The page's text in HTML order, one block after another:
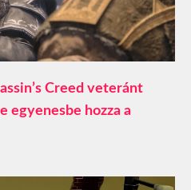
Creed veteránt
egyenesbe hozza a